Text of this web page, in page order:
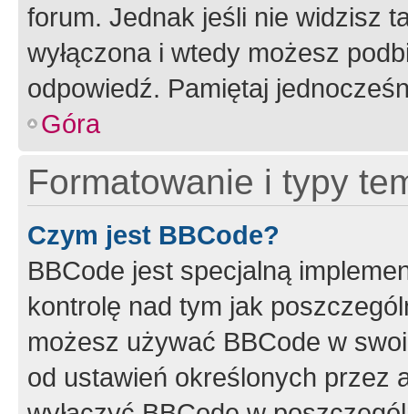
forum. Jednak jeśli nie widzisz
wyłączona i wtedy możesz
odpowiedź. Pamiętaj
Góra
Formatowanie i typy
Czym jest BBCode?
BBCode jest specjalną
kontrolę nad tym jak
możesz używać BBCode w
od ustawień określonych przez